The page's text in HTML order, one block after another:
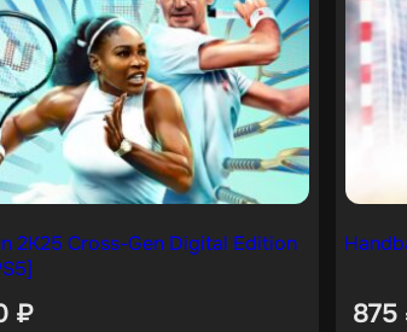
2K25 Cross-Gen Digital Edition
₽ 875